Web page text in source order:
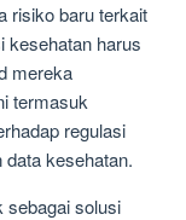
risiko baru terkait
kesehatan harus
mereka
termasuk
regulasi
kesehatan.
sebagai solusi